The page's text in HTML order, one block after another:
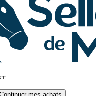
Continuer mes achats